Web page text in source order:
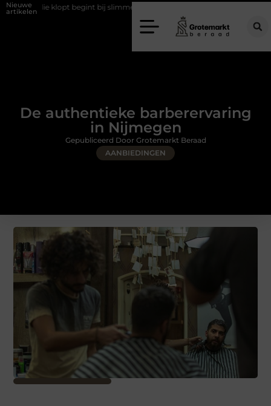
Nieuwe
artikelen
begint bij slimme keuzes Waarom kiezen voor een rijschool in
De authentieke barberervaring
in Nijmegen
AANBIEDINGEN
Gepubliceerd Door Grotemarkt Beraad